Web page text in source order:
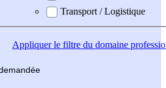
Transport / Logistique
Appliquerle filtre du domaine